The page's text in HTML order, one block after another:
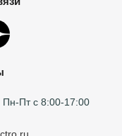
Пн-Пт с 8:00-17:00